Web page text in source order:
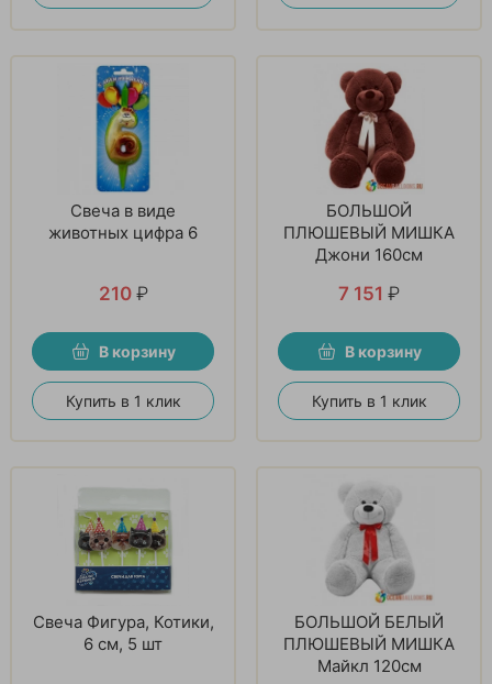
Свеча в виде
животных цифра 6
210 ₽
В корзину
Купить в 1 клик
БОЛЬШОЙ
ПЛЮШЕВЫЙ МИШКА
Джони 160см
7 151 ₽
В корзину
Купить в 1 клик
Свеча Фигура, Котики,
6 см, 5 шт
БОЛЬШОЙ БЕЛЫЙ
ПЛЮШЕВЫЙ МИШКА
Майкл 120см